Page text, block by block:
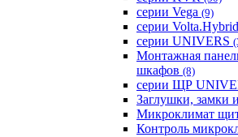
серии Vega (9)
серии
серии UNIVERS
Монтажная
шкафов (8)
серии ЩР
Заглушки, замки
Микроклимат
Контроль